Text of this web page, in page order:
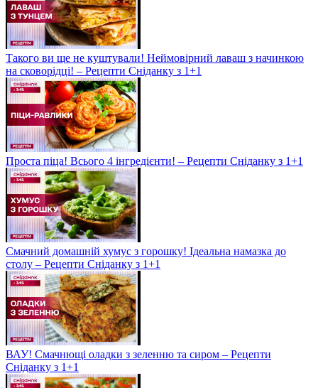
Такого ви ще не куштували! Неймовірний лаваш з начинкою
на сковорідці! – Рецепти Сніданку з 1+1
Проста піца! Всього 4 інгредієнти! – Рецепти Сніданку з 1+1
Смачний домашній хумус з горошку! Ідеальна намазка до
столу – Рецепти Сніданку з 1+1
ВАУ! Смачнющі оладки з зеленню та сиром – Рецепти
Сніданку з 1+1